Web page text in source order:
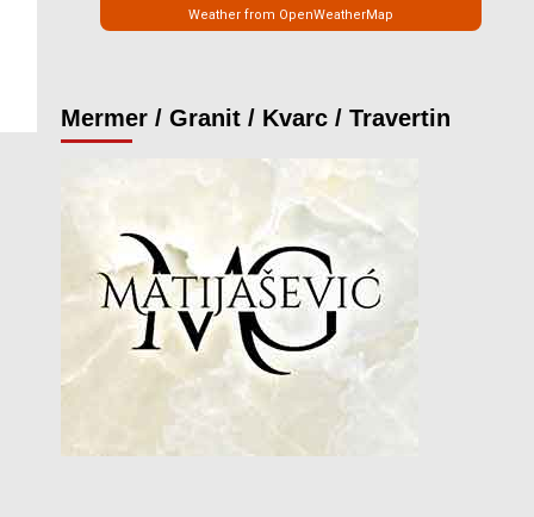
Weather from OpenWeatherMap
Mermer / Granit / Kvarc / Travertin